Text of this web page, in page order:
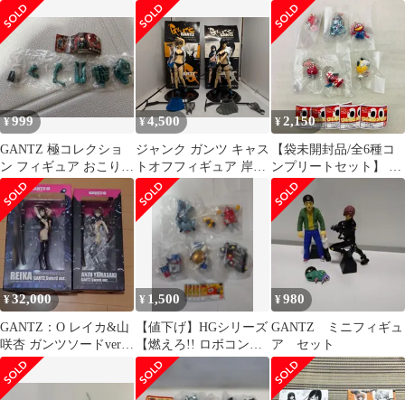
生・ロボコン）
初回限定版 figma SP-
005 レイカ ガンツスー
ツVer. ※変色日焼け有
ロボコン 1～5 40体セッ
ト #m00289
¥999
GANTZ 極コレクショ
ン フィギュア おこりん
ぼう星人
¥4,500
ジャンク ガンツ キャス
トオフフィギュア 岸本
恵 レイカ セット タイ
トー GANTZ TAiTO
¥2,150
【袋未開封品/全6種コ
ンプリートセット】 が
んばれ!ロボコン ロボ
コンスイング ロボコン
A ロボコンB ガンツ先
生 ロボパー ロボクイ
ロボペチャ バンダイ
BANDAI ガチャ ガチャ
ポン カプセルトイ
¥32,000
GANTZ：O レイカ&山
咲杏 ガンツソードver.
完成品フィギュア セッ
ト
¥ 1,500
【値下げ】HGシリーズ
【燃えろ!! ロボコン】
バンダイ 未開封
¥980
GANTZ ミニフィギュ
ア セット